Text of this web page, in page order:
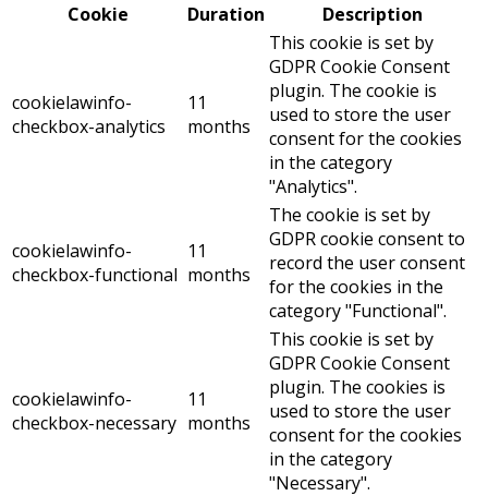
Cookie
Duration Description
cookielawinfo-
checkbox-analytics
11
months
This cookie is set by
GDPR Cookie Consent
plugin. The cookie is
used to store the user
consent for the cookies
in the category
"Analytics".
cookielawinfo-
checkbox-functional
11
months
The cookie is set by
GDPR cookie consent to
record the user consent
for the cookies in the
category "Functional".
cookielawinfo-
checkbox-necessary
11
months
This cookie is set by
GDPR Cookie Consent
plugin. The cookies is
used to store the user
consent for the cookies
in the category
"Necessary".